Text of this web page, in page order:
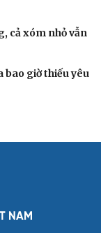
cả xóm nhỏ vẫn
bao giờ thiếu yêu
NAM